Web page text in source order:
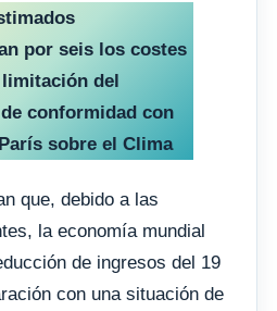
por seis los costes
del
conformidad con
sobre el Clima
que, debido a las
la economía mundial
de ingresos del 19
con una situación de